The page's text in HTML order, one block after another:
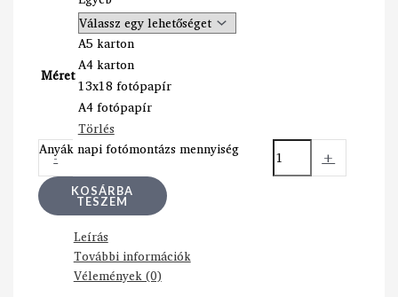
Méret
A5 karton
A4 karton
13x18 fotópapír
A4 fotópapír
Törlés
-
Anyák napi fotómontázs mennyiség +
KOSÁRBA
TESZEM
Leírás
További információk
Vélemények (0)